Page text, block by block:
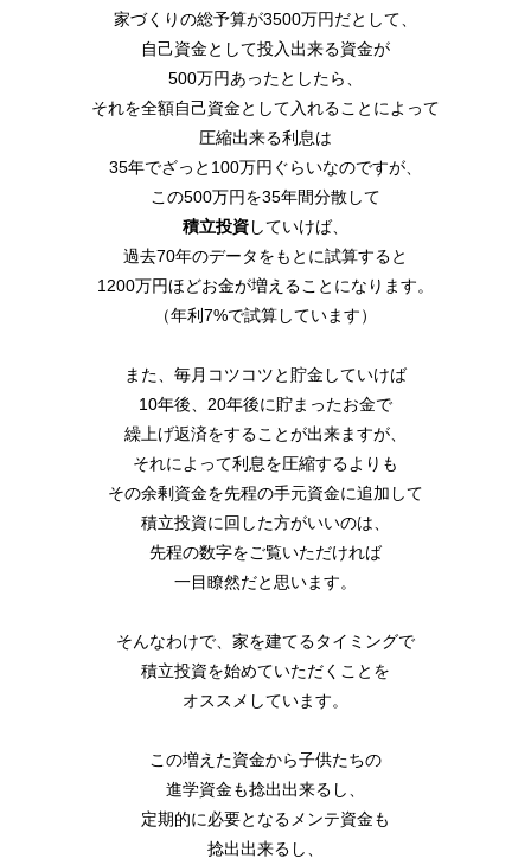
家づくりの総予算が3500万円だとして、
自己資金として投入出来る資金が
500万円あったとしたら、
それを全額自己資金として入れることによって
圧縮出来る利息は
35年でざっと100万円ぐらいなのですが、
この500万円を35年間分散して
積立投資していけば、
過去70年のデータをもとに試算すると
1200万円ほどお金が増えることになります。
（年利7%で試算しています）
また、毎月コツコツと貯金していけば
10年後、20年後に貯まったお金で
繰上げ返済をすることが出来ますが、
それによって利息を圧縮するよりも
その余剰資金を先程の手元資金に追加して
積立投資に回した方がいいのは、
先程の数字をご覧いただければ
一目瞭然だと思います。
そんなわけで、家を建てるタイミングで
積立投資を始めていただくことを
オススメしています。
この増えた資金から子供たちの
進学資金も捻出出来るし、
定期的に必要となるメンテ資金も
捻出出来るし、